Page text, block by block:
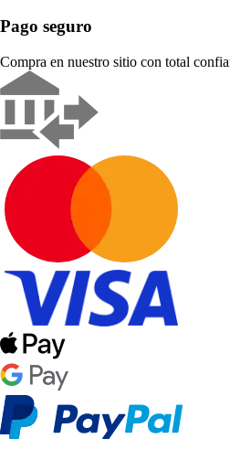
Pago seguro
Compra en nuestro sitio con total